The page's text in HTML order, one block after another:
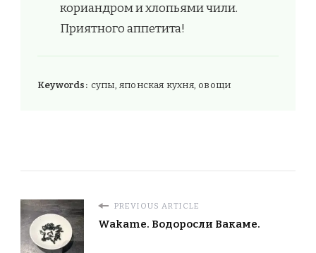
кориандром и хлопьями чили.
Приятного аппетита!
Keywords: супы, японская кухня, овощи
PREVIOUS ARTICLE
Wakame. Водоросли Вакаме.